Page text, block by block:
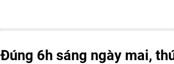
Đúng 6h sáng ngày mai,